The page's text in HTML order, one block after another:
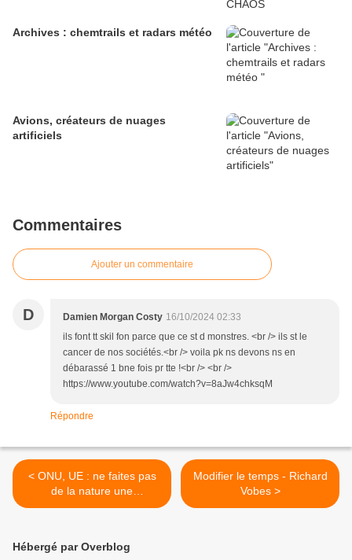
Archives : chemtrails et radars météo
Avions, créateurs de nuages
artificiels
Commentaires
Ajouter un commentaire
D Damien Morgan Costy 16/10/2024 02:33
ils font tt skil fon parce que ce st d monstres. <br /> ils st le
cancer de nos sociétés.<br /> voila pk ns devons ns en
débarassé 1 bne fois pr tte !<br /> <br />
https://www.youtube.com/watch?v=8aJw4chksqM
Répondre
< ONU, UE : ne faites pas
de la nature une
marchandise !
Modifier le temps - Richard
Vobes >
Hébergé par Overblog